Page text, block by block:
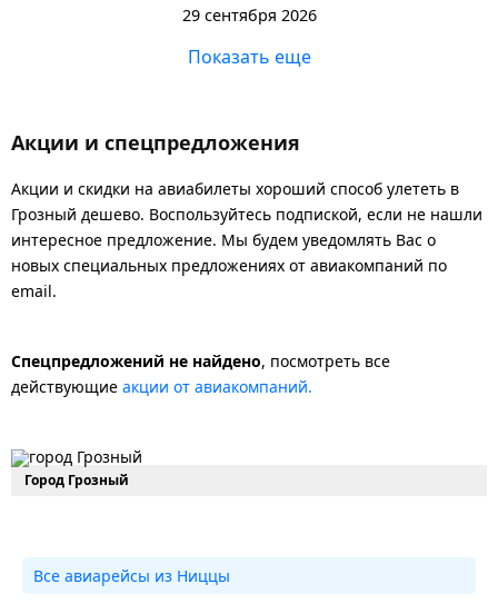
29 сентября 2026
Показать еще
Акции и спецпредложения
Акции и скидки на авиабилеты хороший способ улететь в
Грозный дешево. Воспользуйтесь подпиской, если не нашли
интересное предложение. Мы будем уведомлять Вас о
новых специальных предложениях от авиакомпаний по
email.
Спецпредложений не найдено, посмотреть все
действующие акции от авиакомпаний.
Город Грозный
Все авиарейсы из Ниццы